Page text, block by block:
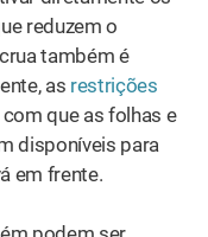
estão
com
vista médico, essa
provável que
para
exemplo, uma